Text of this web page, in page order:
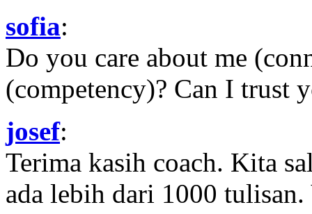
sofia:
Do you care about me
(competency)? Can I trust
josef:
Terima kasih coach. Kita
ada lebih dari 1000 tulisan.